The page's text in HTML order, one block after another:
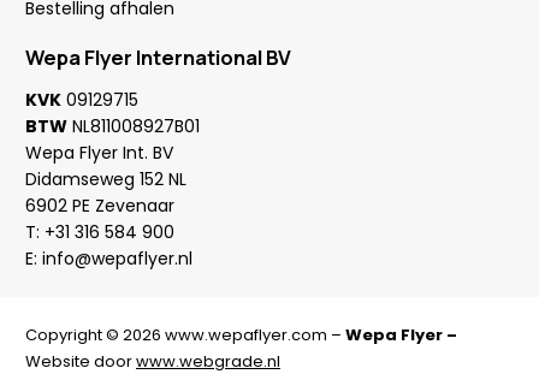
Bestelling afhalen
Wepa Flyer International BV
KVK 09129715
BTW NL811008927B01
Wepa Flyer Int. BV
Didamseweg 152 NL
6902 PE Zevenaar
T: +31 316 584 900
E: info@wepaflyer.nl
Copyright © 2026 www.wepaflyer.com – Wepa Flyer –
Website doorwww.webgrade.nl